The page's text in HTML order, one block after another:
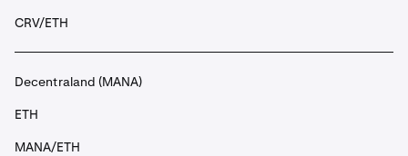
CRV/ETH
Decentraland (MANA)
ETH
MANA/ETH